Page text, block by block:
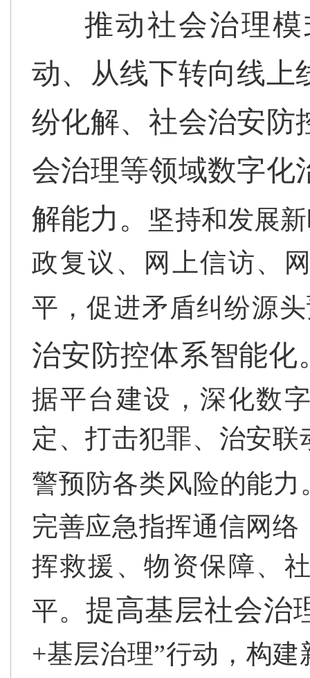
推动社会治理
动、从线下转向线上
纷化解、社会治安防
会治理等领域数字化
解能力。
坚持和发展
政复议、网上信访、
平，促进矛盾纠纷源
治安防控体系智能化
据平台建设，深化数
定、打击犯罪、治安
警预防各类风险的能力
完善应急指挥通信网
挥救援、物资保障、
平。 提高基层社会治
+基层治理”行动，构